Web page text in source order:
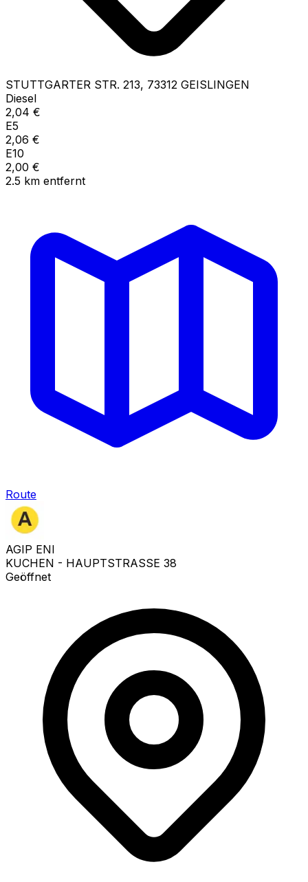
STUTTGARTER STR. 213, 73312 GEISLINGEN
Diesel
2,04 €
E5
2,06 €
E10
2,00 €
2.5 km entfernt
Route
AGIP ENI
KUCHEN - HAUPTSTRASSE 38
Geöffnet